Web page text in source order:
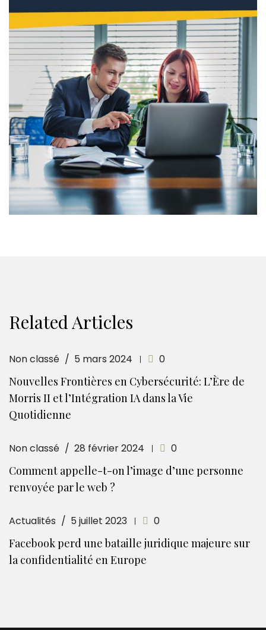
Related Articles
Non classé 5 mars 2024 0
Nouvelles Frontières en Cybersécurité: L’Ère de
Morris II et l’Intégration IA dans la Vie
Quotidienne
Non classé 28 février 2024 0
Comment appelle-t-on l’image d’une personne
renvoyée par le web ?
Actualités 5 juillet 2023 0
Facebook perd une bataille juridique majeure sur
la confidentialité en Europe